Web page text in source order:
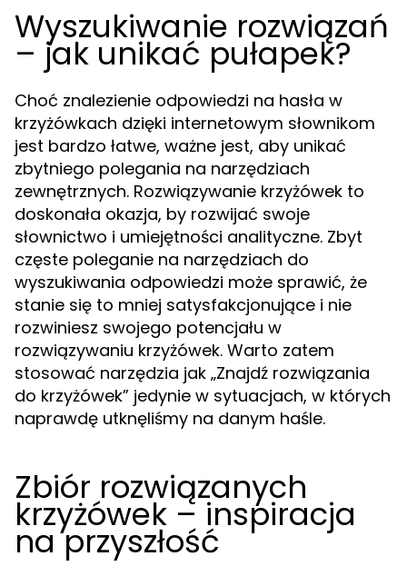
Wyszukiwanie rozwiązań
– jak unikać pułapek?
Choć znalezienie odpowiedzi na hasła w
krzyżówkach dzięki internetowym słownikom
jest bardzo łatwe, ważne jest, aby unikać
zbytniego polegania na narzędziach
zewnętrznych. Rozwiązywanie krzyżówek to
doskonała okazja, by rozwijać swoje
słownictwo i umiejętności analityczne. Zbyt
częste poleganie na narzędziach do
wyszukiwania odpowiedzi może sprawić, że
stanie się to mniej satysfakcjonujące i nie
rozwiniesz swojego potencjału w
rozwiązywaniu krzyżówek. Warto zatem
stosować narzędzia jak „Znajdź rozwiązania
do krzyżówek” jedynie w sytuacjach, w których
naprawdę utknęliśmy na danym haśle.
Zbiór rozwiązanych
krzyżówek – inspiracja
na przyszłość